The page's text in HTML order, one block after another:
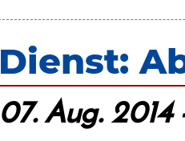
Dienst:
07. Aug.